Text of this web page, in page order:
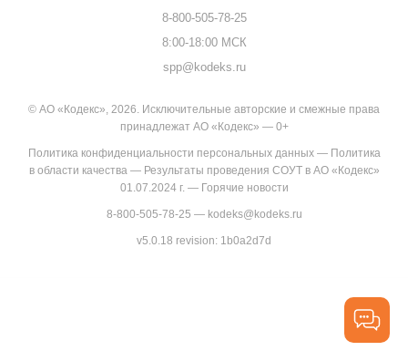
8-800-505-78-25
8:00-18:00 МСК
spp@kodeks.ru
© АО «Кодекс», 2026. Исключительные авторские и смежные права
принадлежат АО «Кодекс» — 0+
Политика конфиденциальности персональных данных— Политика
в области качества— Результаты проведения СОУТ в АО «Кодекс»
01.07.2024 г.— Горячие новости
8-800-505-78-25 — kodeks@kodeks.ru
v5.0.18 revision: 1b0a2d7d